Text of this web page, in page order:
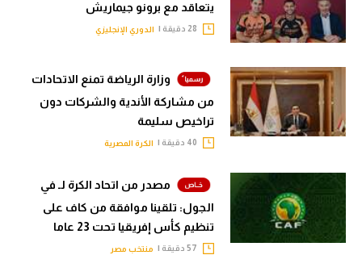
يتعاقد مع برونو جيماريش
الدوري الإنجليزي
وزارة الرياضة تمنع الاتحادات
من مشاركة الأندية والشركات دون
تراخيص سليمة
الكرة المصرية
مصدر من اتحاد الكرة لـ في
الجول: تلقينا موافقة من كاف على
تنظيم كأس إفريقيا تحت 23 عاما
منتخب مصر